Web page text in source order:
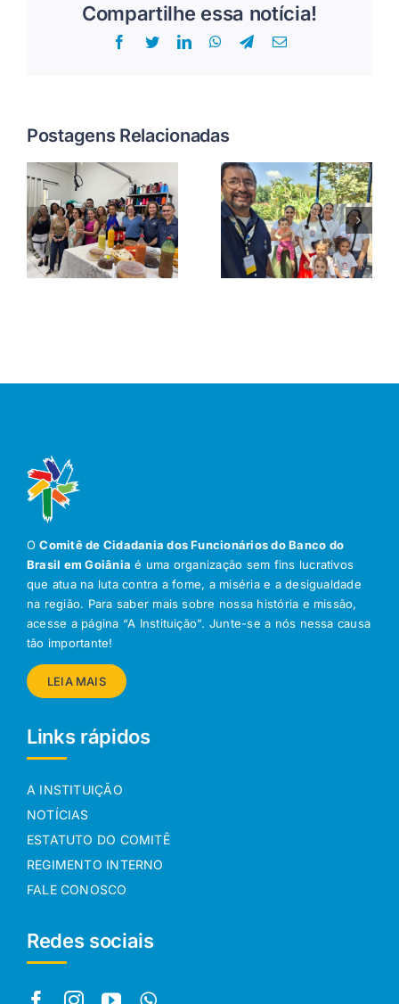
Compartilhe essa notícia!
Facebook
TwitterLinkedInWhatsApp
Telegram
E-
Postagens Relacionadas
OComitê de Cidadania dos Funcionários do Banco do
Brasil em Goiânia é uma organização sem fins lucrativos
que atua na luta contra a fome, a miséria e a desigualdade
na região. Para saber mais sobre nossa história e missão,
acesse a página “A Instituição”. Junte-se a nós nessa causa
tão importante!
LEIA MAIS
Links rápidos
A INSTITUIÇÃO
NOTÍCIAS
ESTATUTO DO COMITÊ
REGIMENTO INTERNO
FALE CONOSCO
Redes sociais